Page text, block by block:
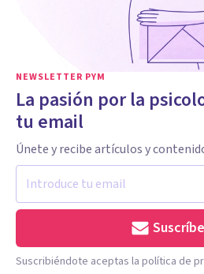
NEWSLETTER PYM
La pasión por la
tu email
Únete y recibe artículos y
Suscribiéndote aceptas la política de